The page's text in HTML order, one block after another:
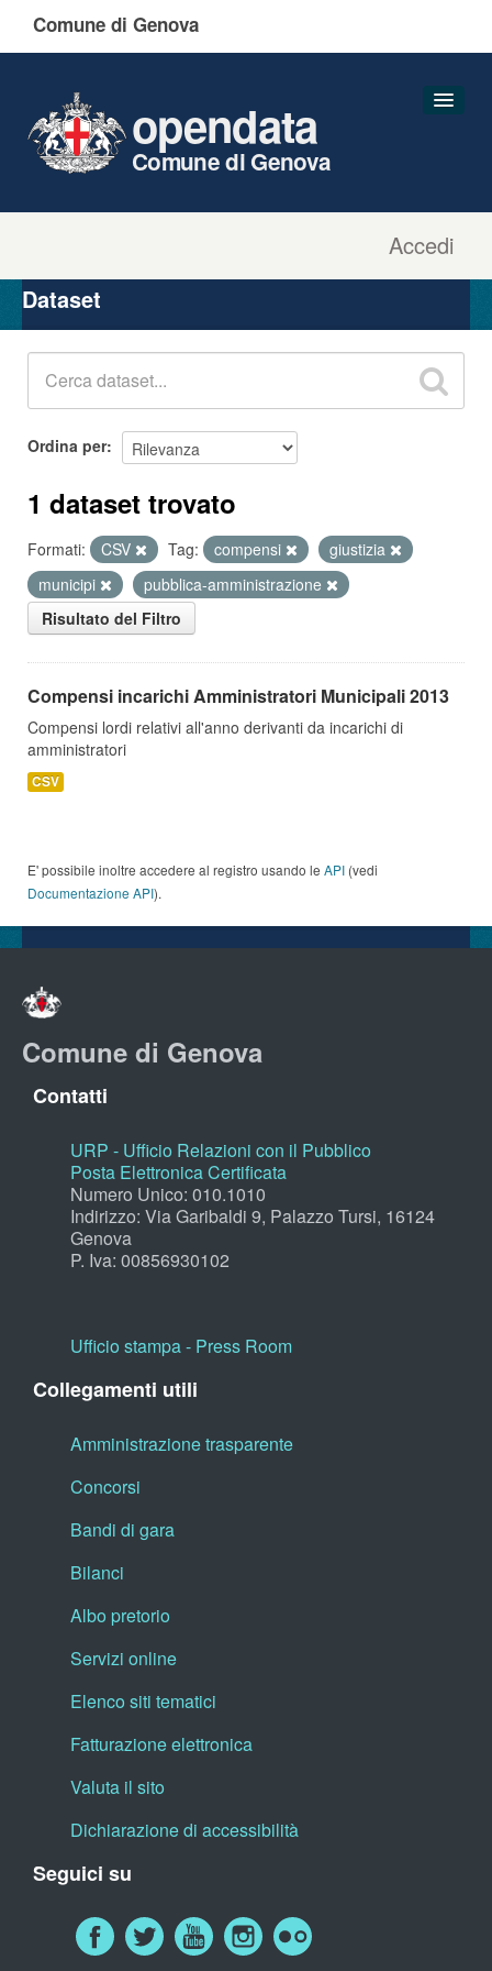
Comune di Genova
Accedi
opendata
Comune di Genova
Organizzazioni
Gruppi
Dataset
Ordina per
1 dataset trovato
Formati: CSV Tag: compensi
giustizia
municipi
pubblica-amministrazione
Risultato del Filtro
Compensi incarichi Amministratori Municipali 2013
Compensi lordi relativi all'anno derivanti da incarichi di
amministratori
CSV
E' possibile inoltre accedere al registro usando le API (vedi
Documentazione API).
Comune di Genova
Contatti
URP - Ufficio Relazioni con il Pubblico
Posta Elettronica Certificata
Numero Unico: 010.1010
Indirizzo: Via Garibaldi 9, Palazzo Tursi, 16124
Genova
P. Iva: 00856930102
Ufficio stampa - Press Room
Collegamenti utili
Amministrazione trasparente
Concorsi
Bandi di gara
Bilanci
Albo pretorio
Servizi online
Elenco siti tematici
Fatturazione elettronica
Valuta il sito
Dichiarazione di accessibilità
Seguici su